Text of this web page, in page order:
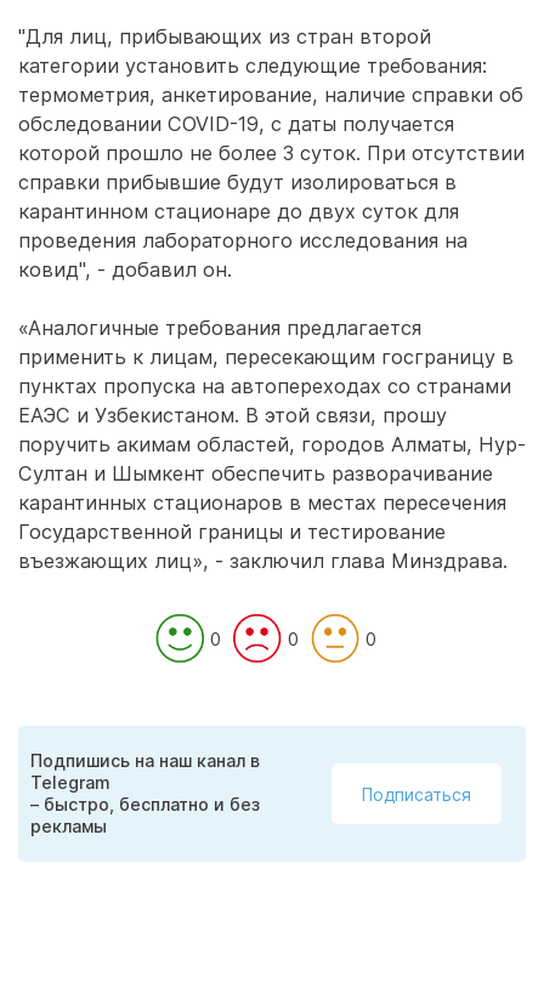
"Для лиц, прибывающих из стран второй
категории установить следующие требования:
термометрия, анкетирование, наличие справки об
обследовании COVID-19, с даты получается
которой прошло не более 3 суток. При отсутствии
справки прибывшие будут изолироваться в
карантинном стационаре до двух суток для
проведения лабораторного исследования на
ковид", - добавил он.
«Аналогичные требования предлагается
применить к лицам, пересекающим госграницу в
пунктах пропуска на автопереходах со странами
ЕАЭС и Узбекистаном. В этой связи, прошу
поручить акимам областей, городов Алматы, Нур-
Султан и Шымкент обеспечить разворачивание
карантинных стационаров в местах пересечения
Государственной границы и тестирование
въезжающих лиц», - заключил глава Минздрава.
0 0 0
Подпишись на наш канал в
Telegram
– быстро, бесплатно и без
рекламы
Подписаться